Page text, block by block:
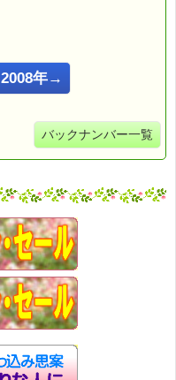
2008年→
バックナンバー一覧